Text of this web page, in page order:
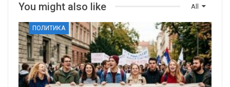
All
You might also like
ПОЛИТИКА